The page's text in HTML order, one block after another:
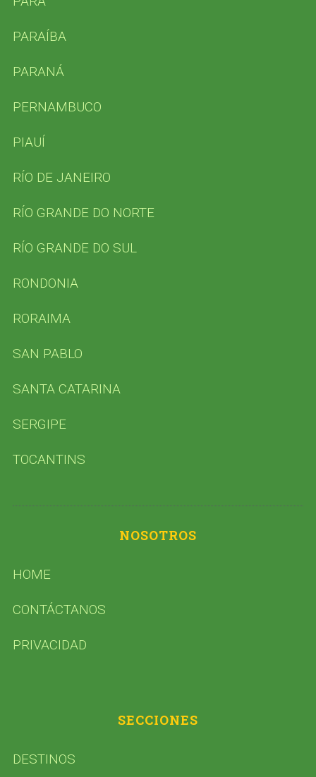
PARAÍBA
PARANÁ
PERNAMBUCO
PIAUÍ
RÍO DE JANEIRO
RÍO GRANDE DO NORTE
RÍO GRANDE DO SUL
RONDONIA
RORAIMA
SAN PABLO
SANTA CATARINA
SERGIPE
TOCANTINS
NOSOTROS
HOME
CONTÁCTANOS
PRIVACIDAD
SECCIONES
DESTINOS